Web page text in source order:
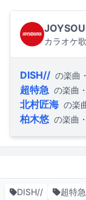
カラオケ
DISH// の楽曲
超特急 の楽曲
北村匠海 の楽
柏木悠 の楽曲
DISH// 超特急